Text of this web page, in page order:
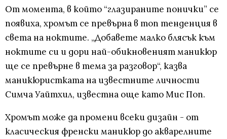
От момента, в който “глазираните понички” се
появиха, хромът се превърна в топ тенденция в
света на ноктите. „Добавете малко блясък към
ноктите си и дори най-обикновеният маникюр
ще се превърне в тема за разговор“, казва
маникюристката на известните личности
Симча Уайтхил, известна още като Мис Поп.
Хромът може да промени всеки дизайн - от
класическия френски маникюр до акварелните